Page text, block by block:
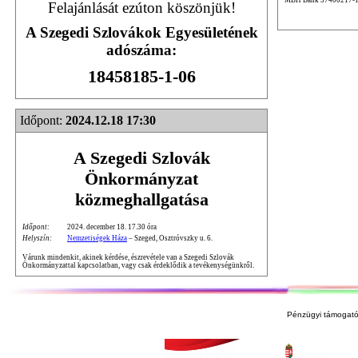
Felajánlását ezúton köszönjük!
A Szegedi Szlovákok Egyesületének
adószáma:
18458185-1-06
Időpont: 2024.12.18 17:30
A Szegedi Szlovák
Önkormányzat
közmeghallgatása
Időpont:
2024. december 18. 17.30 óra
Helyszín:
Nemzetiségek Háza – Szeged, Osztróvszky u. 6.
Várunk mindenkit, akinek kérdése, észrevétele van a Szegedi Szlovák
Önkormányzattal kapcsolatban, vagy csak érdeklődik a tevékenységünkről.
Pénzügyi